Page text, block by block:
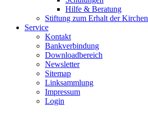
Hilfe & Beratung
Stiftung zum Erhalt der Kirchen
Service
Kontakt
Bankverbindung
Downloadbereich
Newsletter
Sitemap
Linksammlung
Impressum
Login